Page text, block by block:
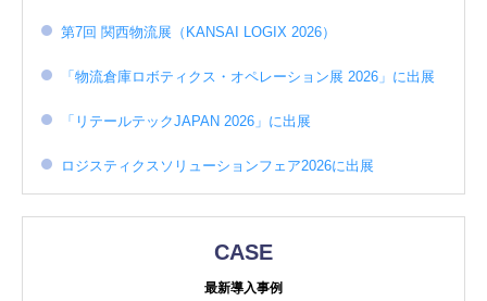
第7回 関西物流展（KANSAI LOGIX 2026）
「物流倉庫ロボティクス・オペレーション展 2026」に出展
「リテールテックJAPAN 2026」に出展
ロジスティクスソリューションフェア2026に出展
CASE
最新導入事例